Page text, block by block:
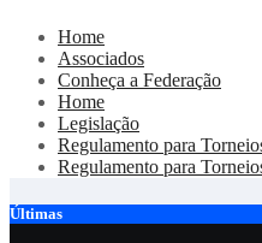
Skip
content
Home
Associados
Conheça a Federação
Home
Legislação
Regulamento para
Regulamento para
Últimas